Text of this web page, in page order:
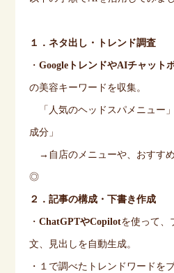
１．ネタ出し・トレンド調査
・Google トレンドやAIチャット
の美容キーワードを収集。
「人気のヘッドスパメニュー
成分」
→自店のメニューや、おすす
◎
２．記事の構成・下書き作成
・ChatGPTやCopilotを使って、
文、見出しを自動生成。
・１で調べたトレンドワードを